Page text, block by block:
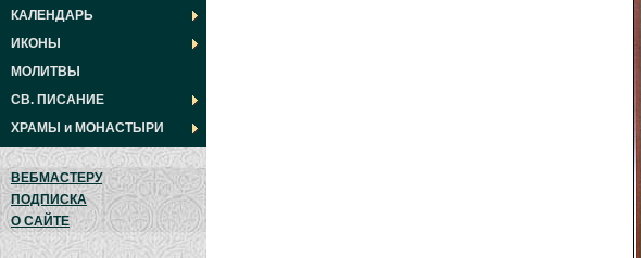
КАЛЕНДАРЬ
ИКОНЫ
МОЛИТВЫ
СВ. ПИСАНИЕ
ХРАМЫ и МОНАСТЫРИ
ВЕБМАСТЕРУ
ПОДПИСКА
О САЙТЕ